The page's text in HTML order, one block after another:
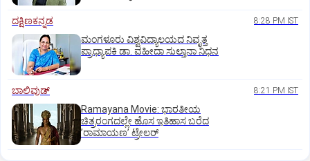
ದಕ್ಷಿಣಕನ್ನಡ 8:28 PM IST
ಮಂಗಳೂರು ವಿಶ್ವವಿದ್ಯಾಲಯದ ನಿವೃತ್ತ
ಪ್ರಾಧ್ಯಾಪಕಿ ಡಾ. ವಹೀದಾ ಸುಲ್ತಾನಾ ನಿಧನ
ಬಾಲಿವುಡ್‌ 8:21 PM IST
Ramayana Movie: ಭಾರತೀಯ
ಚಿತ್ರರಂಗದಲ್ಲೇ ಹೊಸ ಇತಿಹಾಸ ಬರೆದ
ʼರಾಮಾಯಣʼ ಟ್ರೇಲರ್